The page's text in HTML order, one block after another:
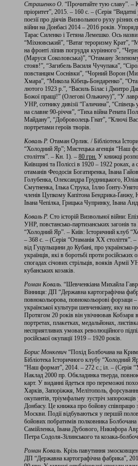
Страшенко О. “Прочитайте тую славу”. –
пріоритет”, 2015. – 160 с. – (Серія
поезії про діячів Визвольного руху
війни на Донбасі 2014 – 2016 років.
Тарас Силенко і Тетяна Лемешко. Ось
“Міхновський”, “Ватаг тероризму Крат”,
на фронті ліпив погруддя курінного”,
(Маруся Соколовська)”, “Отаману
стояв!”, “Загибель Василя Чучупака”,
повстанцям Соснівки”, “Чорний Ворон
Хмара”, “Микола Кібець-Бондаренко”,
лютого 1923 р.”, “Василь Білас і Дмитро
Божої пращі!” (Олегові Ольжичу)”, “У
УНР, сотнику дивізії “Галичина”,
на славне 90-річчя”, “Тиха війна Рената
Майдану”, “Доброволець Гнат”, “Ключі
портретами героїв творів.
Коваль Р. Отаман Орлик. / Бібліотека
“Холодний Яр”; Мистецька агенція “Наш
століття”. – Кн. 1). – 80 грн. У книжці
Київщині та Поліссі в 1920 – 1922 роках,
отаманів Феодосія Богатиренка, Івана
Голубенка, Олександра Грудницького,
Смутненка, Ілька Струка, Іллю Ґонту-
членів Цупкому Капітона Бендрика-
Івана Чепілка, Грицька Чупринку, Івана
Коваль Р. Сто історій Визвольної війни:
УНР, повстансько-партизанських загонів та
“Холодний Яр”. – Київ: Історичний клуб
– 368 с. – (Серія “Отаманія ХХ століття”.
від Гуцульщини до Кубані, про українсько-
українців, які в боротьбі проти
спогадах січових стрільців, вояків Армії
кубанських козаків.
Роман Коваль. “Шевченкіана Михайла
Вінниця: ДП “Державна картографічна
повнокольорова, повнокольорові форзаци –
української культури шевченкіану, яку
Протягом 20 років він увічнював Кобзаря
портретах, плакетках, медальйонах,
несприятливих умовах революційного
російської окупації 1919 – 1920 років.
Борис Монкевич “Похід Болбочана на
Бібліотека Історичного клубу “Холодний
“Наш формат”, 2014. – 272 с.; іл. – (Серія
Наклад 2000 пр. Обкладинка тверда,
карт. У виданні йдеться про переможні
Харків, Запоріжжя, Мелітополь,
окупантів, тріумфальну зустріч
Донбасу. Це книжка про бойову співпрацю
Москви. Події відбуваються у першій
бойових побратимів полковника
Самійленка, Івана Дубового, Никифора
Петра Содоля-Зілинського та козака-
Роман Коваль. Крізь павутиння
ДП “Державна картографічна фабрика”,